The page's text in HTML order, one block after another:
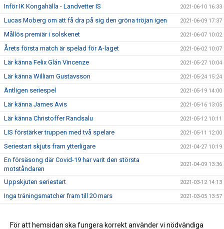
Inför IK Kongahälla - Landvetter IS 2021-06-10 16:33
Lucas Moberg om att få dra på sig den gröna tröjan igen 2021-06-09 17:37
Mållös premiär i solskenet 2021-06-07 10:02
Årets första match är spelad för A-laget 2021-06-02 10:07
Lär känna Felix Glán Vincenze 2021-05-27 10:04
Lär känna William Gustavsson 2021-05-24 15:24
Äntligen seriespel 2021-05-19 14:00
Lär känna James Avis 2021-05-16 13:05
Lär känna Christoffer Randsalu 2021-05-12 10:11
LIS förstärker truppen med två spelare 2021-05-11 12:00
Seriestart skjuts fram ytterligare 2021-04-27 10:19
En försäsong där Covid-19 har varit den största
motståndaren
2021-04-09 13:36
Uppskjuten seriestart 2021-03-12 14:13
Inga träningsmatcher fram till 20 mars 2021-03-05 13:57
Välkommen hem, James! 2021-02-08 17:20
För att hemsidan ska fungera korrekt använder vi nödvändiga